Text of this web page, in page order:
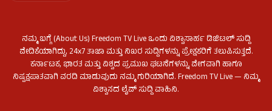
ನಮ್ಮ ಬಗ್ಗೆ (About Us) Freedom TV Live ಒಂದು ವಿಶ್ವಾಸಾರ್ಹ ಡಿಜಿಟಲ್ ಸುದ್ದಿ
ವೇದಿಕೆಯಾಗಿದ್ದು, 24x7 ತಾಜಾ ಮತ್ತು ನಿಖರ ಸುದ್ದಿಗಳನ್ನು ಪ್ರೇಕ್ಷಕರಿಗೆ ತಲುಪಿಸುತ್ತದೆ.
ಕರ್ನಾಟಕ, ಭಾರತ ಮತ್ತು ವಿಶ್ವದ ಪ್ರಮುಖ ಘಟನೆಗಳನ್ನು ವೇಗವಾಗಿ ಹಾಗೂ
ನಿಷ್ಪಕ್ಷಪಾತವಾಗಿ ವರದಿ ಮಾಡುವುದು ನಮ್ಮ ಗುರಿಯಾಗಿದೆ. Freedom TV Live — ನಿಮ್ಮ
ವಿಶ್ವಾಸದ ಲೈವ್ ಸುದ್ದಿ ವಾಹಿನಿ.